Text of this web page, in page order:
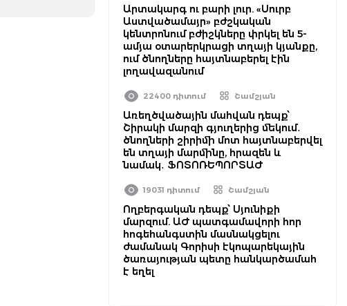
Արտակարգ ու բարի լուր. «Սուրբ
Աստվածամայր» բժշկական
կենտրոնում բժիշկները փրկել են 5-
ամյա օտարերկրացի տղայի կյանքը,
ում ծնողները հայտնաբերել էին
լողավազանում
22400 դիտում Շամշյան
Առեղծվածային մահվան դեպք՝
Շիրակի մարզի գյուղերից մեկում․
ծնողների շիրիմի մոտ հայտնաբերվել
են տղայի մարմինը, հրազեն և
նամակ․ ՖՈՏՈՌԵՊՈՐՏԱԺ
19031 դիտում Շամշյան
Ողբերգական դեպք՝ Սյունիքի
մարզում. ԱԺ պատգամավորի հոր
հոգեհանգստին մասնակցելու
ժամանակ Գորիսի էկոպարեկային
ծառայության պետը հանկարծամահ
է եղել